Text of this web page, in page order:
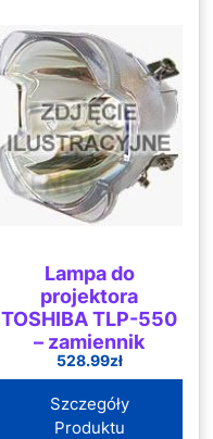
Lampa do
projektora
TOSHIBA TLP-550
– zamiennik
oryginalnej lampy
bez modułu
(TLPL55)
528.99zł
Szczegóły
Produktu